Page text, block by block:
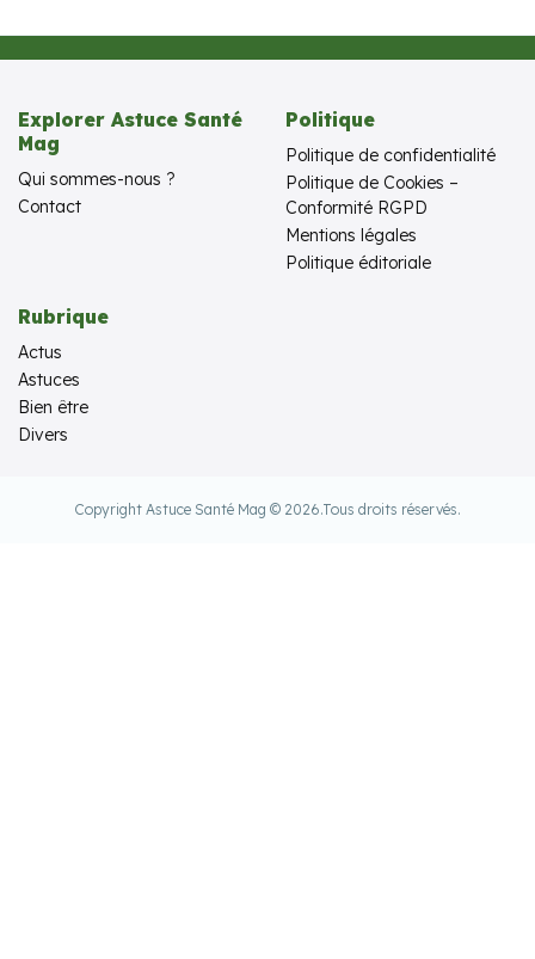
Explorer Astuce Santé
Mag
Qui sommes-nous ?
Contact
Politique
Politique de confidentialité
Politique de Cookies –
Conformité RGPD
Mentions légales
Politique éditoriale
Rubrique
Actus
Astuces
Bien être
Divers
Copyright Astuce Santé Mag © 2026.Tous droits réservés.